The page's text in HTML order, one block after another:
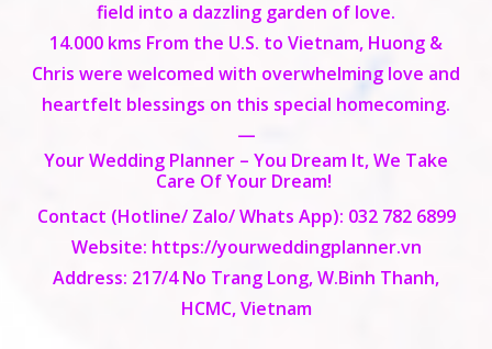
field into a dazzling garden of love.
14.000 kms From the U.S. to Vietnam, Huong &
Chris were welcomed with overwhelming love and
heartfelt blessings on this special homecoming.
—
Your Wedding Planner – You Dream It, We Take
Care Of Your Dream!
Contact (Hotline/ Zalo/ Whats App): 032 782 6899
Website: https://yourweddingplanner.vn
Address: 217/4 No Trang Long, W.Binh Thanh,
HCMC, Vietnam
ĐĂNG KÝ NHẬN TƯ VẤN WEDDING
Vui lòng để lại thông tin để Team YWP có
thể liên hệ bạn sớm nhất.
*Tên của bạn
XEM THÊM PORTFOLIO
Vui lòng để lại thông tin để nhận được